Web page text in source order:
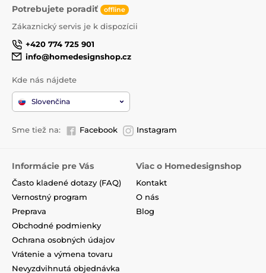
Potrebujete poradiť offline
Zákaznický servis je k dispozícii
+420 774 725 901
info@homedesignshop.cz
Kde nás nájdete
Slovenčina
Sme tiež na: Facebook Instagram
Informácie pre Vás
Často kladené dotazy (FAQ)
Vernostný program
Preprava
Obchodné podmienky
Ochrana osobných údajov
Vrátenie a výmena tovaru
Nevyzdvihnutá objednávka
Viac o Homedesignshop
Kontakt
O nás
Blog